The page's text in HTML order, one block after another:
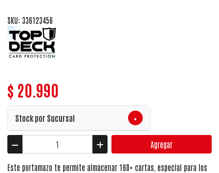
SKU: 336123456
$ 20.990
Stock por Sucursal +
Agregar
Este portamazo te permite almacenar 160+ cartas, especial para los